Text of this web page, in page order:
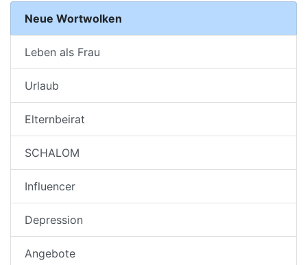
Neue Wortwolken
Leben als Frau
Urlaub
Elternbeirat
SCHALOM
Influencer
Depression
Angebote